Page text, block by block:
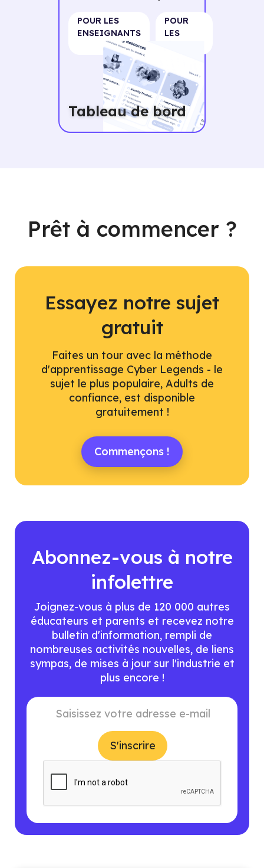
POUR LES
ENSEIGNANTES ET
ENSEIGNANTS
Trousses de
ressources
Prêt à commencer ?
Essayez notre sujet
gratuit
Faites un tour avec la méthode
d'apprentissage Cyber Legends - le
sujet le plus populaire, Adults de
confiance, est disponible
gratuitement !
Commençons !
Abonnez-vous à notre
infolettre
Joignez-vous à plus de 120 000 autres
éducateurs et parents et recevez notre
bulletin d'information, rempli de
nombreuses activités nouvelles, de liens
sympas, de mises à jour sur l'industrie et
plus encore !